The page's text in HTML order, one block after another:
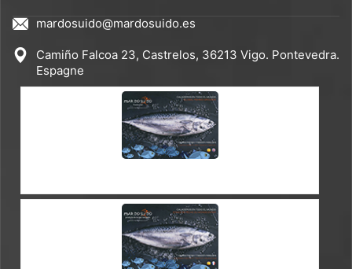
mardosuido@mardosuido.es
Camiño Falcoa 23, Castrelos, 36213 Vigo. Pontevedra.
Espagne